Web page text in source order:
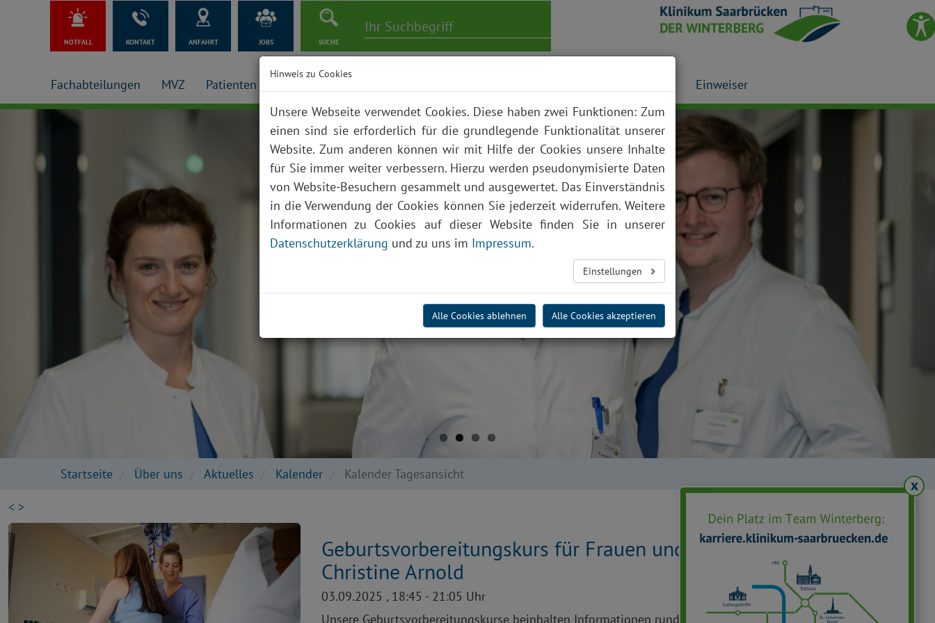
NOTFALL KONTAKT ANFAHRT JOBS SUCHE
Fachabteilungen MVZ Patienten + Besucher Einweiser
Startseite Über uns Aktuelles Kalender Kalender Tagesansicht
< >
Geburtsvorbereitungskurs für Frauen und Paare mit Hebamme
Christine Arnold
03.09.2025 , 18:45 - 21:05 Uhr
Unsere Geburtsvorbereitungskurse beinhalten Informationen rund um Geburt und Kindbett, Gymnastik und
x
Hinweis zu Cookies
Unsere Webseite verwendet Cookies. Diese haben zwei Funktionen: Zum
einen sind sie erforderlich für die grundlegende Funktionalität unserer
Website. Zum anderen können wir mit Hilfe der Cookies unsere Inhalte
für Sie immer weiter verbessern. Hierzu werden pseudonymisierte Daten
von Website-Besuchern gesammelt und ausgewertet. Das Einverständnis
in die Verwendung der Cookies können Sie jederzeit widerrufen. Weitere
Informationen zu Cookies auf dieser Website finden Sie in unserer
Datenschutzerklärung und zu uns im Impressum.
Einstellungen
Alle Cookies ablehnen Alle Cookies akzeptieren